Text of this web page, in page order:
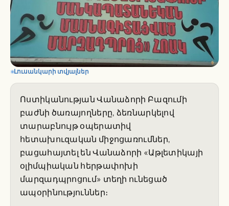
Լուսանկարի տվյալներ
Ոստիկանության Վանաձորի Բազումի
բաժնի ծառայողները, ձեռնարկելով
տարաբնույթ օպերատիվ
հետախուզական միջոցառումներ,
բացահայտել են Վանաձորի «Աթլետիկայի
օլիմպիական հերթափոխի
մարզադպրոցում» տեղի ունեցած
ապօրինություններ։